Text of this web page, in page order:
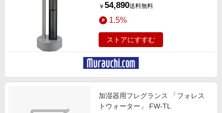
￥ 54,890送料無料
1.5%
ストアにすすむ
加湿器用フレグランス 「フォレス
トウォーター」 FW-TL